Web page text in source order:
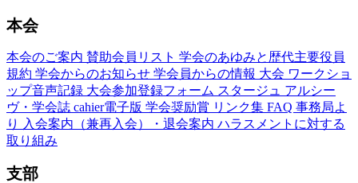
本会
本会のご案内 賛助会員リスト 学会のあゆみと歴代主要役員
規約 学会からのお知らせ 学会員からの情報 大会 ワークショ
ップ音声記録 大会参加登録フォーム スタージュ アルシー
ヴ・学会誌 cahier電子版 学会奨励賞 リンク集 FAQ 事務局よ
り
入会案内（兼再入会）・退会案内 ハラスメントに対する
取り組み
支部